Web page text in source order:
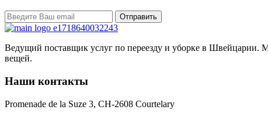
Отправить
Ведущий поставщик услуг по переезду и уборке в Швейцарии.
вещей.
Наши контакты
Promenade de la Suze 3, CH-2608 Courtelary